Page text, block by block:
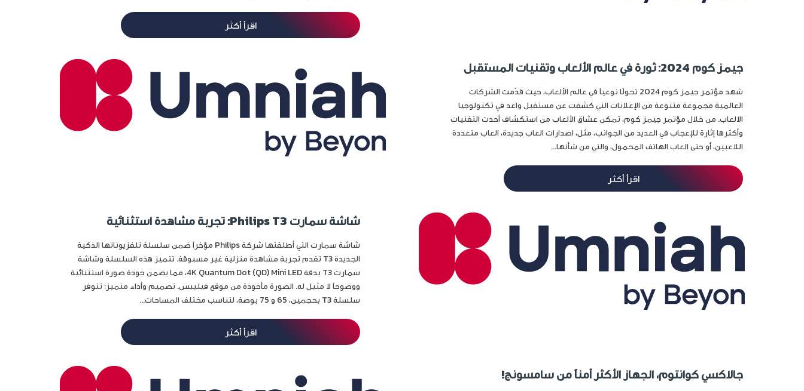
اقرأ أكثر
جيمز كوم 2024: ثورة في عالم الألعاب وتقنيات المستقبل
شهد مؤتمر جيمز كوم 2024 تحولًا نوعياً في عالم الألعاب، حيث قدّمت الشركات
العالمية مجموعة متنوعة من الإعلانات التي كشفت عن مستقبل واعد في تكنولوجيا
الالعاب. من خلال مؤتمر جيمز كوم، تمكن عشاق الألعاب من استكشاف أحدث التقنيات
وأكثرها إثارة للإعجاب في العديد من الجوانب، مثل، اصدارات العاب جديدة، العاب متعددة
اللاعبين، أو حتى العاب الهاتف المحمول، والتي من شأنها...
اقرأ أكثر
شاشة سمارت Philips T3: تجربة مشاهدة استثنائية
شاشة سمارت التي أطلقتها شركة Philips مؤخراً ضمن سلسلة تلفزيوناتها الذكية
الجديدة T3 تقدم تجربة مشاهدة منزلية غير مسبوقة. تتميز هذه السلسلة وشاشة
سمارت T3 بدقة 4K Quantum Dot (QD) Mini LED، مما يضمن جودة صورة استثنائية
ووضوحاً لا مثيل له. الصورة مأخوذة من موقع فيليبس. تصميم وأداء متميز: تتوفر
سلسلة T3 بحجمين، 65 و 75 بوصة، لتناسب مختلف المساحات...
اقرأ أكثر
جالاكسي كوانتوم، الجهاز الأكثر أمناً من سامسونج!